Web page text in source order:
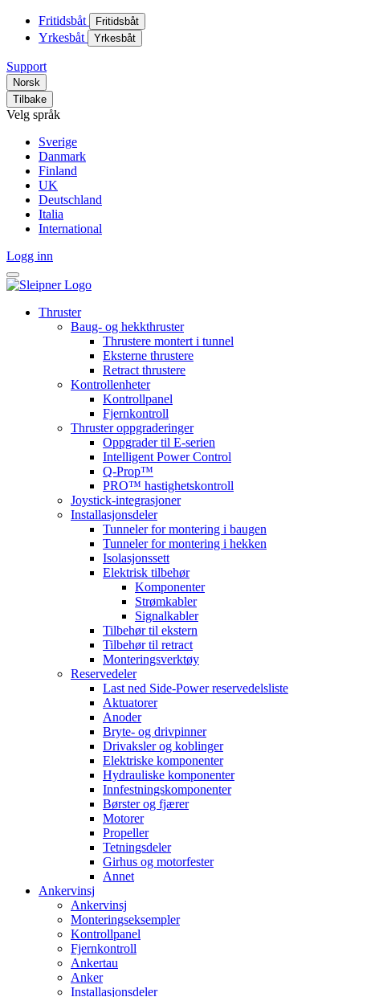
Fritidsbåt Fritidsbåt
Yrkesbåt Yrkesbåt
Support
Norsk
Tilbake
Velg språk
Sverige
Danmark
Finland
UK
Deutschland
Italia
International
Logg inn
Thruster
Baug- og hekkthruster
Thrustere montert i tunnel
Eksterne thrustere
Retract thrustere
Kontrollenheter
Kontrollpanel
Fjernkontroll
Thruster oppgraderinger
Oppgrader til E-serien
Intelligent Power Control
Q-Prop™
PRO™ hastighetskontroll
Joystick-integrasjoner
Installasjonsdeler
Tunneler for montering i baugen
Tunneler for montering i hekken
Isolasjonssett
Elektrisk tilbehør
Komponenter
Strømkabler
Signalkabler
Tilbehør til ekstern
Tilbehør til retract
Monteringsverktøy
Reservedeler
Last ned Side-Power reservedelsliste
Aktuatorer
Anoder
Bryte- og drivpinner
Drivaksler og koblinger
Elektriske komponenter
Hydrauliske komponenter
Innfestningskomponenter
Børster og fjærer
Motorer
Propeller
Tetningsdeler
Girhus og motorfester
Annet
Ankervinsj
Ankervinsj
Monteringseksempler
Kontrollpanel
Fjernkontroll
Ankertau
Anker
Installasjonsdeler